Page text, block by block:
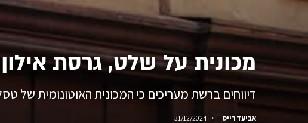
מכונית על שלט, גרסת
דיווחים ברשת מעריכים כי המכונית האוטונומית של
אביעד רייס 31/12/2024